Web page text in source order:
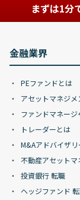
まずは1分
金融業界
PEファンドとは
アセットマネジメ
ファンドマネージ
トレーダーとは
M&Aアドバイザ
不動産アセット
投資銀行 転職
ヘッジファンド